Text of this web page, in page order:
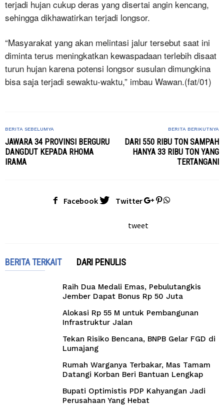
terjadi hujan cukup deras yang disertai angin kencang,
sehingga dikhawatirkan terjadi longsor.
“Masyarakat yang akan melintasi jalur tersebut saat ini
diminta terus meningkatkan kewaspadaan terlebih disaat
turun hujan karena potensi longsor susulan dimungkina
bisa saja terjadi sewaktu-waktu,” imbau Wawan.(fat/01)
BERITA SEBELUMYA
JAWARA 34 PROVINSI BERGURU
DANGDUT KEPADA RHOMA
IRAMA
BERITA BERIKUTNYA
DARI 550 RIBU TON SAMPAH
HANYA 33 RIBU TON YANG
TERTANGANI
Facebook Twitter
tweet
BERITA TERKAIT DARI PENULIS
Raih Dua Medali Emas, Pebulutangkis
Jember Dapat Bonus Rp 50 Juta
Alokasi Rp 55 M untuk Pembangunan
Infrastruktur Jalan
Tekan Risiko Bencana, BNPB Gelar FGD di
Lumajang
Rumah Warganya Terbakar, Mas Tamam
Datangi Korban Beri Bantuan Lengkap
Bupati Optimistis PDP Kahyangan Jadi
Perusahaan Yang Hebat